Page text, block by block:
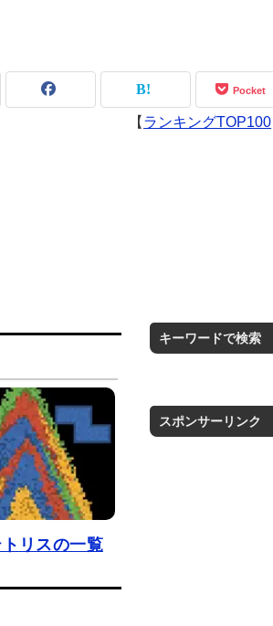
Pocket
【 ランキングTOP100
リスの一覧
キーワードで検索
スポンサーリンク